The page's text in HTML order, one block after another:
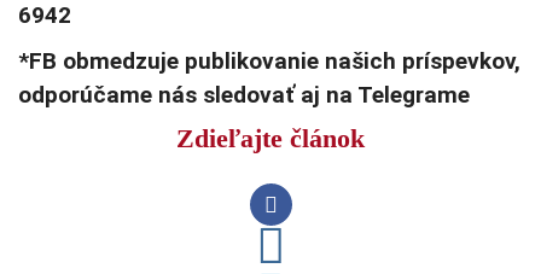
6942
*FB obmedzuje publikovanie našich príspevkov,
odporúčame nás sledovať aj na Telegrame
Zdieľajte článok